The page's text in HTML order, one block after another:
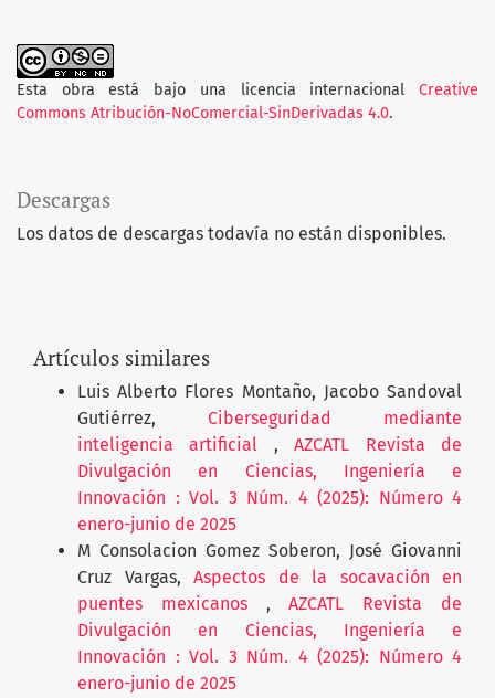
Esta obra está bajo una licencia internacional Creative
Commons Atribución-NoComercial-SinDerivadas 4.0.
Descargas
Los datos de descargas todavía no están disponibles.
Artículos similares
Luis Alberto Flores Montaño, Jacobo Sandoval
Gutiérrez, Ciberseguridad mediante
inteligencia artificial ,AZCATL Revista de
Divulgación en Ciencias, Ingeniería e
Innovación : Vol. 3 Núm. 4 (2025): Número 4
enero-junio de 2025
M Consolacion Gomez Soberon, José Giovanni
Cruz Vargas, Aspectos de la socavación en
puentes mexicanos ,AZCATL Revista de
Divulgación en Ciencias, Ingeniería e
Innovación : Vol. 3 Núm. 4 (2025): Número 4
enero-junio de 2025